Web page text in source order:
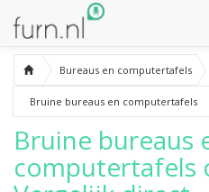
Bureaus en computertafels
Bruine bureaus en computertafels
Bruine bureaus
computertafels